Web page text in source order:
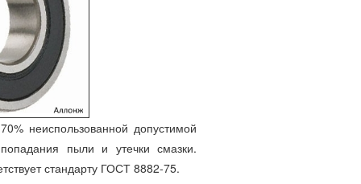
неиспользованной допустимой
пыли и утечки смазки.
стандарту ГОСТ 8882-75.